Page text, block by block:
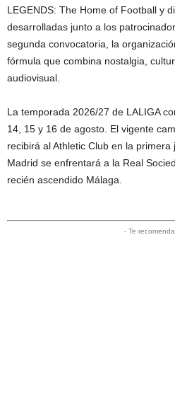
LEGENDS: The Home of Football y
desarrolladas junto a los
segunda convocatoria, la
fórmula que combina nostalgia,
audiovisual.
La temporada 2026/27 de LALIGA
14, 15 y 16 de agosto. El vigente
recibirá al Athletic Club en la
Madrid se enfrentará a la Real
recién ascendido Málaga.
- Te